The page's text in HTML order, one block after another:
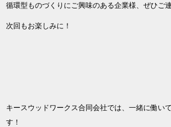
循環型ものづくりにご興味のある企業様、ぜひご
次回もお楽しみに！
キースウッドワークス合同会社では、一緒に働い
す！